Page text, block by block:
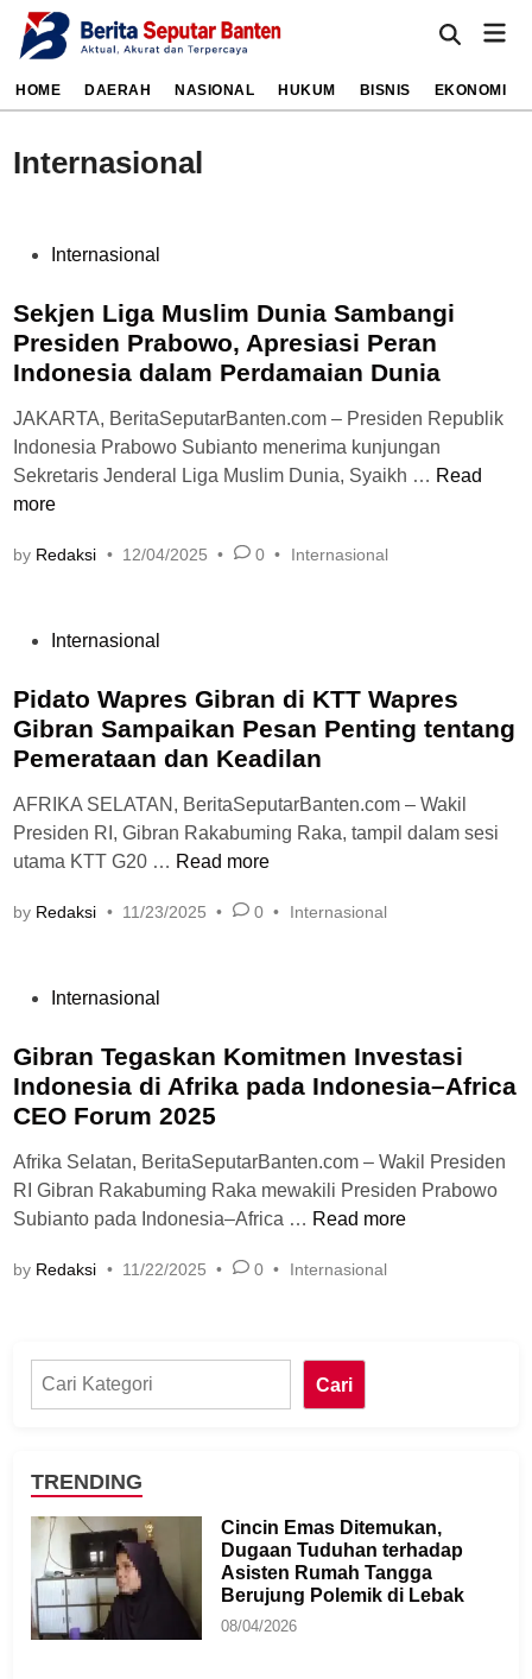
HOME DAERAH NASIONAL HUKUM BISNIS EKONOMI
Internasional
Internasional
Sekjen Liga Muslim Dunia Sambangi
Presiden Prabowo, Apresiasi Peran
Indonesia dalam Perdamaian Dunia
JAKARTA, BeritaSeputarBanten.com – Presiden Republik
Indonesia Prabowo Subianto menerima kunjungan
Sekretaris Jenderal Liga Muslim Dunia, Syaikh … Read
more
by Redaksi • 12/04/2025 • 0 • Internasional
Internasional
Pidato Wapres Gibran di KTT Wapres
Gibran Sampaikan Pesan Penting tentang
Pemerataan dan Keadilan
AFRIKA SELATAN, BeritaSeputarBanten.com – Wakil
Presiden RI, Gibran Rakabuming Raka, tampil dalam sesi
utama KTT G20 … Read more
by Redaksi • 11/23/2025 • 0 • Internasional
Internasional
Gibran Tegaskan Komitmen Investasi
Indonesia di Afrika pada Indonesia–Africa
CEO Forum 2025
Afrika Selatan, BeritaSeputarBanten.com – Wakil Presiden
RI Gibran Rakabuming Raka mewakili Presiden Prabowo
Subianto pada Indonesia–Africa … Read more
by Redaksi • 11/22/2025 • 0 • Internasional
Cari
TRENDING
Cincin Emas Ditemukan,
Dugaan Tuduhan terhadap
Asisten Rumah Tangga
Berujung Polemik di Lebak
08/04/2026